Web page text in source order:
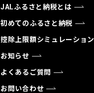
JALふるさと納税とは
初めてのふるさと納税
控除上限額シミュレーション
お知らせ
よくあるご質問
お問い合わせ